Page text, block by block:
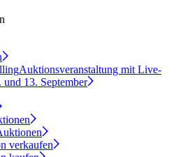
Auktionsveranstaltung mit Live-
13. September
verkaufen